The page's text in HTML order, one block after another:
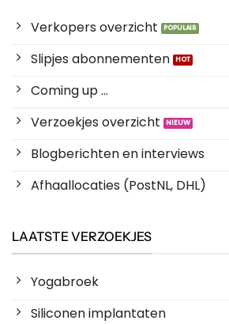
Verkopers overzicht
Slipjes abonnementen
Coming up ...
Verzoekjes overzicht
Blogberichten en interviews
Afhaallocaties (PostNL, DHL)
LAATSTE VERZOEKJES
Yogabroek
Siliconen implantaten